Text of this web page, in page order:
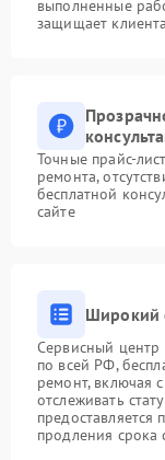
выполненные
защищает
Точные прайс-
ремонта,
бесплатной
сайте
Широкий
Сервисный центр
по всей РФ,
ремонт, включая
отслеживать
предоставляется
продления срока